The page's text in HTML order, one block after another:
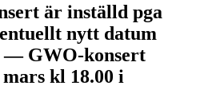
är inställd pga
nytt datum
— GWO-konsert
mars kl 18.00 i